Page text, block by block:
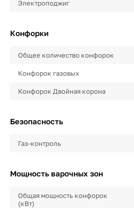
Электроподжиг
Конфорки
Общее количество конфорок
Конфорок газовых
Конфорок Двойная корона
Безопасность
Газ-контроль
Мощность варочных зон
Общая мощность конфорок
(кВт)